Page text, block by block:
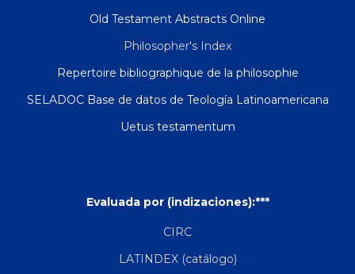
Old Testament Abstracts Online
Philosopher's Index
Repertoire bibliographique de la philosophie
SELADOC Base de datos de Teología Latinoamericana
Uetus testamentum
Evaluada por (indizaciones):***
CIRC
LATINDEX (catálogo)